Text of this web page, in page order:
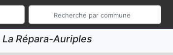
La Répara-Auriples